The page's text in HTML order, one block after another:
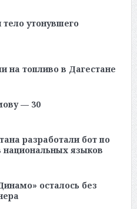
утонувшего
на топливо в Дагестане
— 30
разработали бот по
национальных языков
осталось без